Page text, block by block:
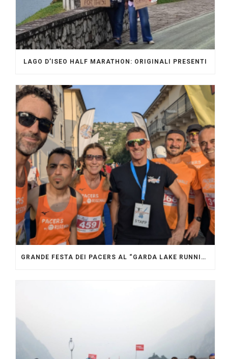
LAGO D’ISEO HALF MARATHON: ORIGINALI PRESENTI
GRANDE FESTA DEI PACERS AL “GARDA LAKE RUNNING FESTIVAL”